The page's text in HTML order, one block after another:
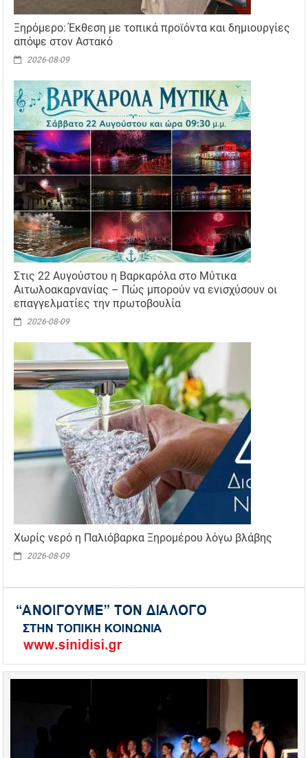
Ξηρόμερο: Έκθεση με τοπικά προϊόντα και δημιουργίες
απόψε στον Αστακό
2026-08-09
Στις 22 Αυγούστου η Βαρκαρόλα στο Μύτικα
Αιτωλοακαρνανίας – Πώς μπορούν να ενισχύσουν οι
επαγγελματίες την πρωτοβουλία
2026-08-09
Χωρίς νερό η Παλιόβαρκα Ξηρομέρου λόγω βλάβης
2026-08-09